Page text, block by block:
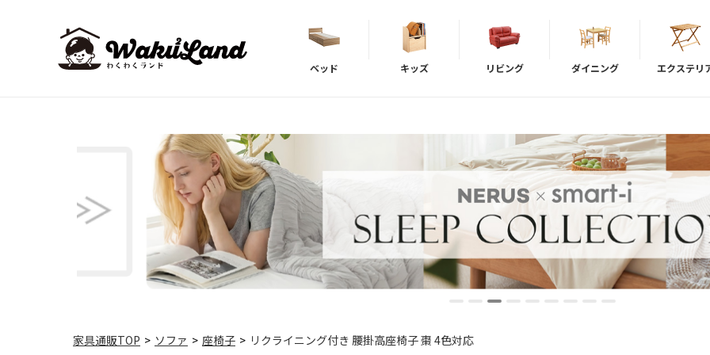
ベッド キッズ リビング ダイニング エクステリ
家具通販TOP > ソファ > 座椅子 > リクライニング付き 腰掛高座椅子 棗 4色対応